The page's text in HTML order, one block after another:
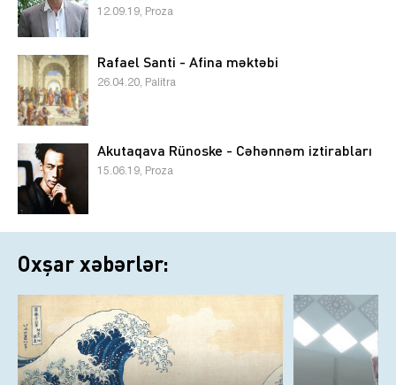
12.09.19, Proza
Rafael Santi - Afina məktəbi
26.04.20, Palitra
Akutaqava Rünoske - Cəhənnəm iztirabları
15.06.19, Proza
Oxşar xəbərlər: